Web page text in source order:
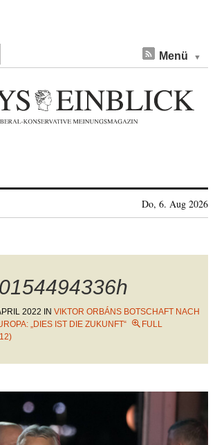
Menü
Do, 6. Aug 2026
2022 IN VIKTOR ORBÁNS BOTSCHAFT NACH
„DIES IST DIE ZUKUNFT“
FULL